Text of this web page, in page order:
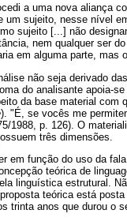
a uma nova aliança
um sujeito, nesse nível
sujeito [...] não
nem qualquer ser
em alguma parte, mas
não seja derivado
do analisante apoia-
da base material
). "É, se vocês me
1988, p. 126). O
três dimensões.
em função do uso da
teórica de
linguística estrutural.
teórica está
trinta anos que durou o